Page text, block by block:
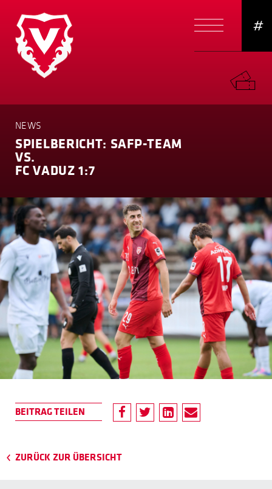
#
NEWS
SPIELBERICHT: SAFP-TEAM
VS.
FC VADUZ 1:7
ZURÜCK ZUR ÜBERSICHT